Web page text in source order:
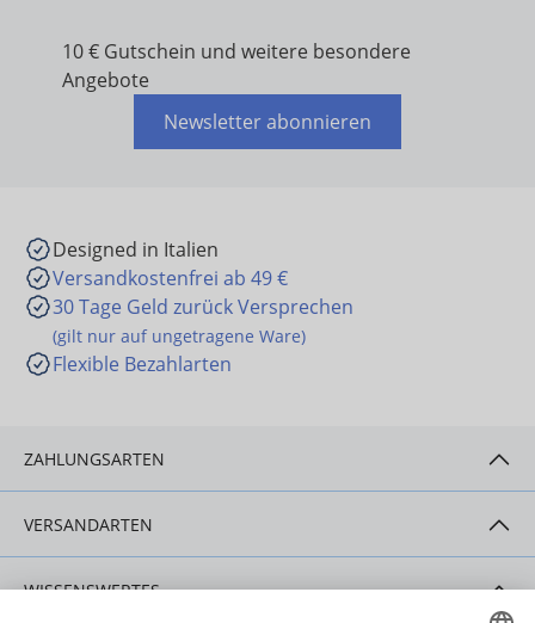
10 € Gutschein und weitere besondere
Angebote
Newsletter abonnieren
Designed in Italien
Versandkostenfrei ab 49 €
30 Tage Geld zurück Versprechen
(gilt nur auf ungetragene Ware)
Flexible Bezahlarten
ZAHLUNGSARTEN
VERSANDARTEN
WISSENSWERTES